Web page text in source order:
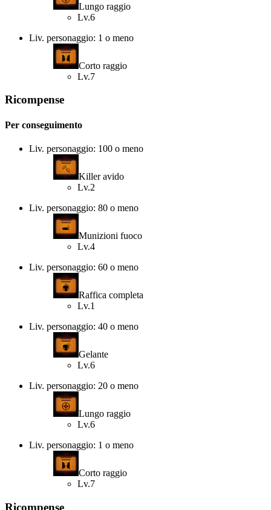
Lungo raggio
Lv.6
Liv. personaggio: 1 o meno
Corto raggio
Lv.7
Ricompense
Per conseguimento
Liv. personaggio: 100 o meno
Killer avido
Lv.2
Liv. personaggio: 80 o meno
Munizioni fuoco
Lv.4
Liv. personaggio: 60 o meno
Raffica completa
Lv.1
Liv. personaggio: 40 o meno
Gelante
Lv.6
Liv. personaggio: 20 o meno
Lungo raggio
Lv.6
Liv. personaggio: 1 o meno
Corto raggio
Lv.7
Ricompense